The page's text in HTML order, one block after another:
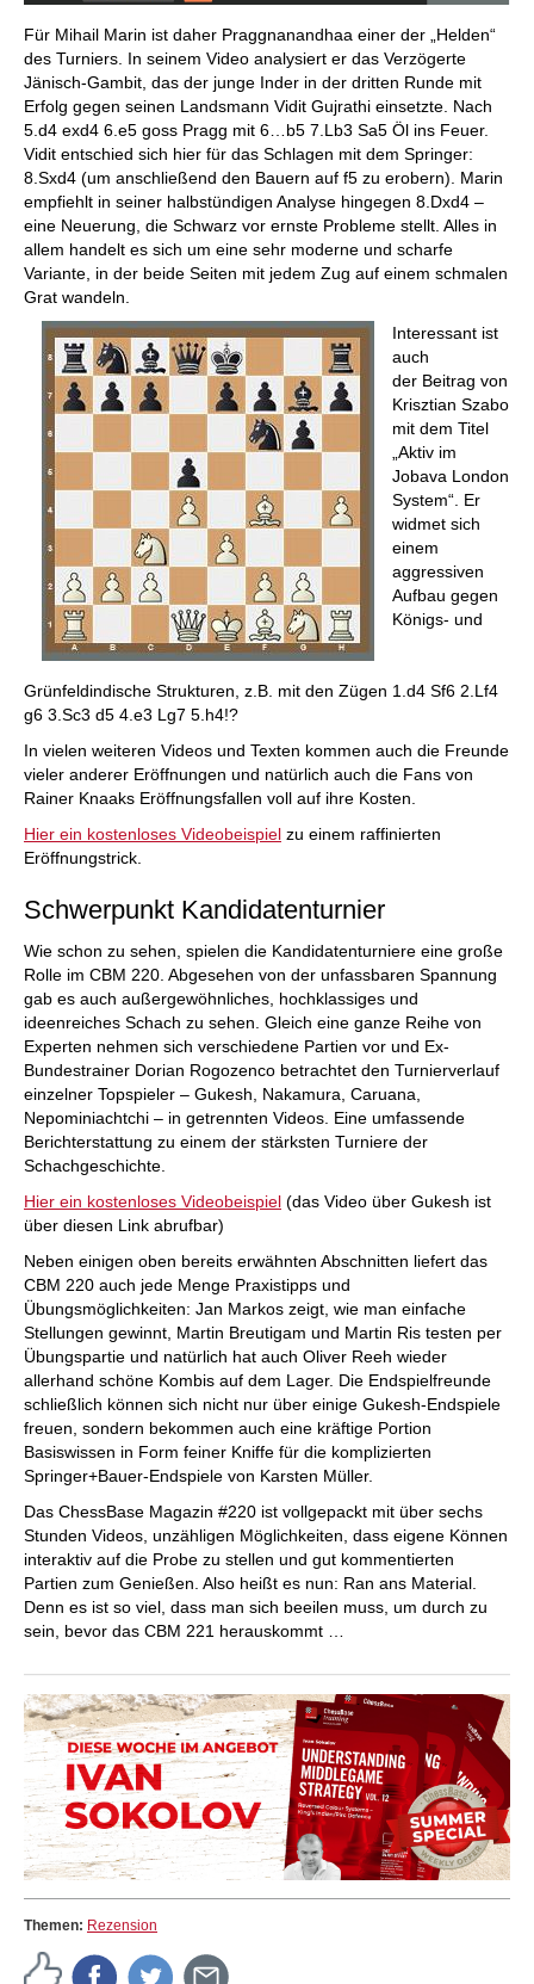
Für Mihail Marin ist daher Praggnanandhaa einer der „Helden“
des Turniers. In seinem Video analysiert er das Verzögerte
Jänisch-Gambit, das der junge Inder in der dritten Runde mit
Erfolg gegen seinen Landsmann Vidit Gujrathi einsetzte. Nach
5.d4 exd4 6.e5 goss Pragg mit 6…b5 7.Lb3 Sa5 Öl ins Feuer.
Vidit entschied sich hier für das Schlagen mit dem Springer:
8.Sxd4 (um anschließend den Bauern auf f5 zu erobern). Marin
empfiehlt in seiner halbstündigen Analyse hingegen 8.Dxd4 –
eine Neuerung, die Schwarz vor ernste Probleme stellt. Alles in
allem handelt es sich um eine sehr moderne und scharfe
Variante, in der beide Seiten mit jedem Zug auf einem schmalen
Grat wandeln.
Interessant ist
auch
der Beitrag von
Krisztian Szabo
mit dem Titel
„Aktiv im
Jobava London
System“. Er
widmet sich
einem
aggressiven
Aufbau gegen
Königs- und
Grünfeldindische Strukturen, z.B. mit den Zügen 1.d4 Sf6 2.Lf4
g6 3.Sc3 d5 4.e3 Lg7 5.h4!?
In vielen weiteren Videos und Texten kommen auch die Freunde
vieler anderer Eröffnungen und natürlich auch die Fans von
Rainer Knaaks Eröffnungsfallen voll auf ihre Kosten.
Hier ein kostenloses Videobeispiel zu einem raffinierten
Eröffnungstrick.
Schwerpunkt Kandidatenturnier
Wie schon zu sehen, spielen die Kandidatenturniere eine große
Rolle im CBM 220. Abgesehen von der unfassbaren Spannung
gab es auch außergewöhnliches, hochklassiges und
ideenreiches Schach zu sehen. Gleich eine ganze Reihe von
Experten nehmen sich verschiedene Partien vor und Ex-
Bundestrainer Dorian Rogozenco betrachtet den Turnierverlauf
einzelner Topspieler – Gukesh, Nakamura, Caruana,
Nepominiachtchi – in getrennten Videos. Eine umfassende
Berichterstattung zu einem der stärksten Turniere der
Schachgeschichte.
Hier ein kostenloses Videobeispiel (das Video über Gukesh ist
über diesen Link abrufbar)
Neben einigen oben bereits erwähnten Abschnitten liefert das
CBM 220 auch jede Menge Praxistipps und
Übungsmöglichkeiten: Jan Markos zeigt, wie man einfache
Stellungen gewinnt, Martin Breutigam und Martin Ris testen per
Übungspartie und natürlich hat auch Oliver Reeh wieder
allerhand schöne Kombis auf dem Lager. Die Endspielfreunde
schließlich können sich nicht nur über einige Gukesh-Endspiele
freuen, sondern bekommen auch eine kräftige Portion
Basiswissen in Form feiner Kniffe für die komplizierten
Springer+Bauer-Endspiele von Karsten Müller.
Das ChessBase Magazin #220 ist vollgepackt mit über sechs
Stunden Videos, unzähligen Möglichkeiten, dass eigene Können
interaktiv auf die Probe zu stellen und gut kommentierten
Partien zum Genießen. Also heißt es nun: Ran ans Material.
Denn es ist so viel, dass man sich beeilen muss, um durch zu
sein, bevor das CBM 221 herauskommt …
Themen: Rezension